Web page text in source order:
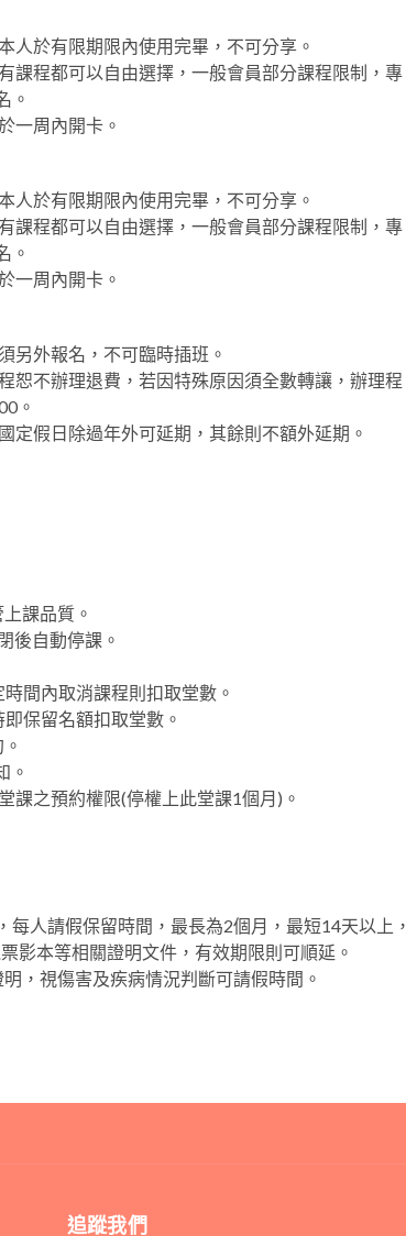
人於有限期限內使用完畢，不可分享。
課程都可以自由選擇，一般會員部分課程限制，專
。
一周內開卡。
人於有限期限內使用完畢，不可分享。
課程都可以自由選擇，一般會員部分課程限制，專
。
一周內開卡。
另外報名，不可臨時插班。
恕不辦理退費，若因特殊原因須全數轉讓，辦理程
。
定假日除過年外可延期，其餘則不額外延期。
課品質。
後自動停課。
間內取消課程則扣取堂數。
保留名額扣取堂數。
。
之預約權限(停權上此堂課1個月)。
人請假保留時間，最長為2個月，最短14天以上，
影本等相關證明文件，有效期限則可順延。
，視傷害及疾病情況判斷可請假時間。
追蹤我們